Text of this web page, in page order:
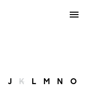
J K L M N O